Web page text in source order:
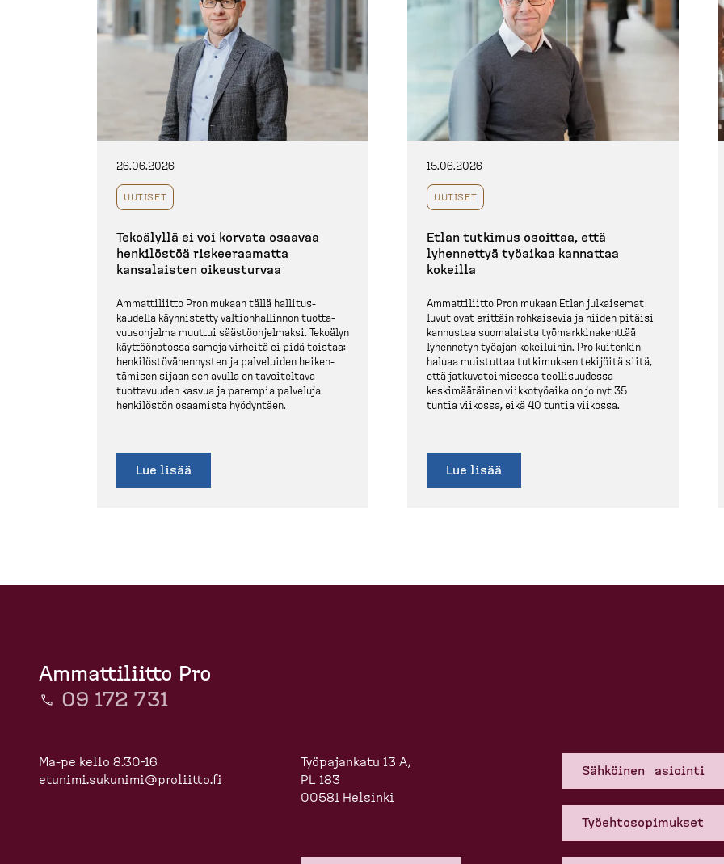
26.06.2026
UUTISET
Tekoälyllä ei voi korvata osaavaa
henkilöstöä riskee­raamatta
kansalaisten oikeus­turvaa
Ammatti­liitto Pron mukaan tällä hallitus­
kaudella käynnistetty valtion­hal­linnon tuotta­
vuus­ohjelma muuttui säästö­oh­jelmaksi. Tekoälyn
käyttöö­notossa samoja virheitä ei pidä toistaa:
henkilös­tö­vä­hen­nysten ja palveluiden heiken­
tämisen sijaan sen avulla on tavoiteltava
tuotta­vuuden kasvua ja parempia palveluja
henkilöstön osaamista hyödyntäen.
Lue lisää
15.06.2026
UUTISET
Etlan tutkimus osoittaa, että
lyhennettyä työaikaa kannattaa
kokeilla
Ammatti­liitto Pron mukaan Etlan julkaisemat
luvut ovat erittäin rohkaisevia ja niiden pitäisi
kannustaa suomalaista työmark­ki­na­kenttää
lyhennetyn työajan kokeiluihin. Pro kuitenkin
haluaa muistuttaa tutkimuksen tekijöitä siitä,
että jatkuva­toi­misessa teolli­suudessa
keskimää­räinen viikko­työaika on jo nyt 35
tuntia viikossa, eikä 40 tuntia viikossa.
Lue lisää
Ammattiliitto Pro
09 172 731
Ma-pe kello 8.30-16
etunimi.sukunimi@proliitto.fi
Työpajankatu 13 A,
PL 183
00581 Helsinki
Sähköinen asiointi
Työehto­so­pi­mukset